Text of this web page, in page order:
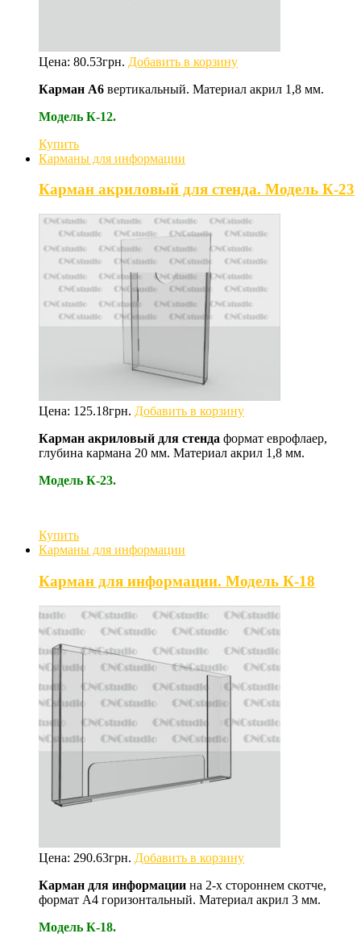
Цена: 80.53грн. Добавить в корзину
Карман А6 вертикальный. Материал акрил 1,8 мм.
Модель К-12.
Купить
Карманы для информации
Карман акриловый для стенда. Модель К-23
Цена: 125.18грн. Добавить в корзину
Карман акриловый для стенда формат еврофлаер,
глубина кармана 20 мм. Материал акрил 1,8 мм.
Модель К-23.
Купить
Карманы для информации
Карман для информации. Модель К-18
Цена: 290.63грн. Добавить в корзину
Карман для информации на 2-х стороннем скотче,
формат А4 горизонтальный. Материал акрил 3 мм.
Модель К-18.